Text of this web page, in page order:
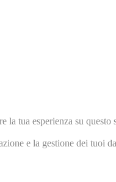
tua esperienza su
e la gestione dei tuoi